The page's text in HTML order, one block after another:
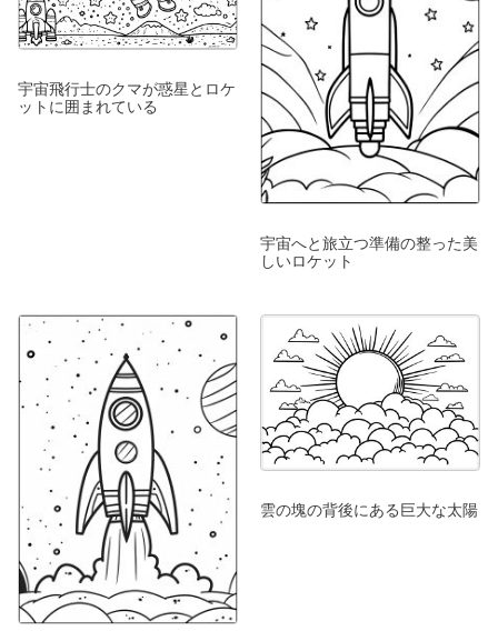
宇宙飛行士のクマが惑星とロケ
ットに囲まれている
宇宙へと旅立つ準備の整った美
しいロケット
雲の塊の背後にある巨大な太陽